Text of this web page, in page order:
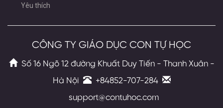
Yêu thích
CÔNG TY GIÁO DỤC CON TỰ HỌC
Số 16 Ngõ 12 đường Khuất Duy Tiến - Thanh Xuân -
Hà Nội
+84852-707-284
support@contuhoc.com